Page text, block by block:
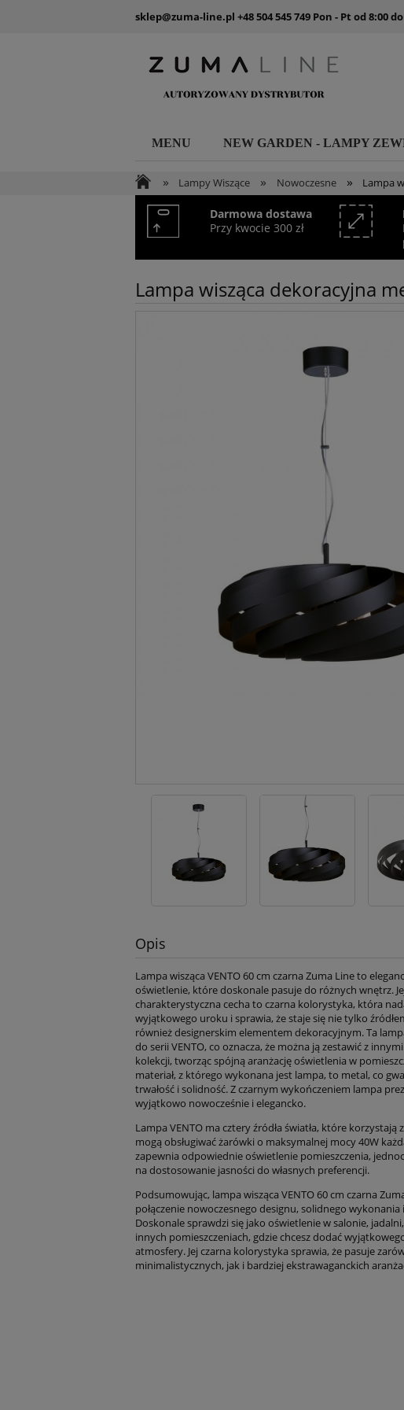
sklep@zuma-line.pl +48 504 545 749 Pon - Pt od 8:00
MENU NEW GARDEN - LAMPY
» Lampy Wiszące » Nowoczesne » Lampa
Darmowa dostawa
Przy kwocie 300 zł
Lampa wisząca dekoracyjna
Opis
Lampa wisząca VENTO 60 cm czarna Zuma Line to
oświetlenie, które doskonale pasuje do różnych wnętrz.
charakterystyczna cecha to czarna kolorystyka, która
wyjątkowego uroku i sprawia, że staje się nie tylko
również designerskim elementem dekoracyjnym. Ta
do serii VENTO, co oznacza, że można ją zestawić z
kolekcji, tworząc spójną aranżację oświetlenia w
materiał, z którego wykonana jest lampa, to metal, co
trwałość i solidność. Z czarnym wykończeniem lampa
wyjątkowo nowocześnie i elegancko.
Lampa VENTO ma cztery źródła światła, które korzystają
mogą obsługiwać żarówki o maksymalnej mocy 40W
zapewnia odpowiednie oświetlenie pomieszczenia,
na dostosowanie jasności do własnych preferencji.
Podsumowując, lampa wisząca VENTO 60 cm czarna
połączenie nowoczesnego designu, solidnego
Doskonale sprawdzi się jako oświetlenie w salonie,
innych pomieszczeniach, gdzie chcesz dodać
atmosfery. Jej czarna kolorystyka sprawia, że pasuje
minimalistycznych, jak i bardziej ekstrawaganckich